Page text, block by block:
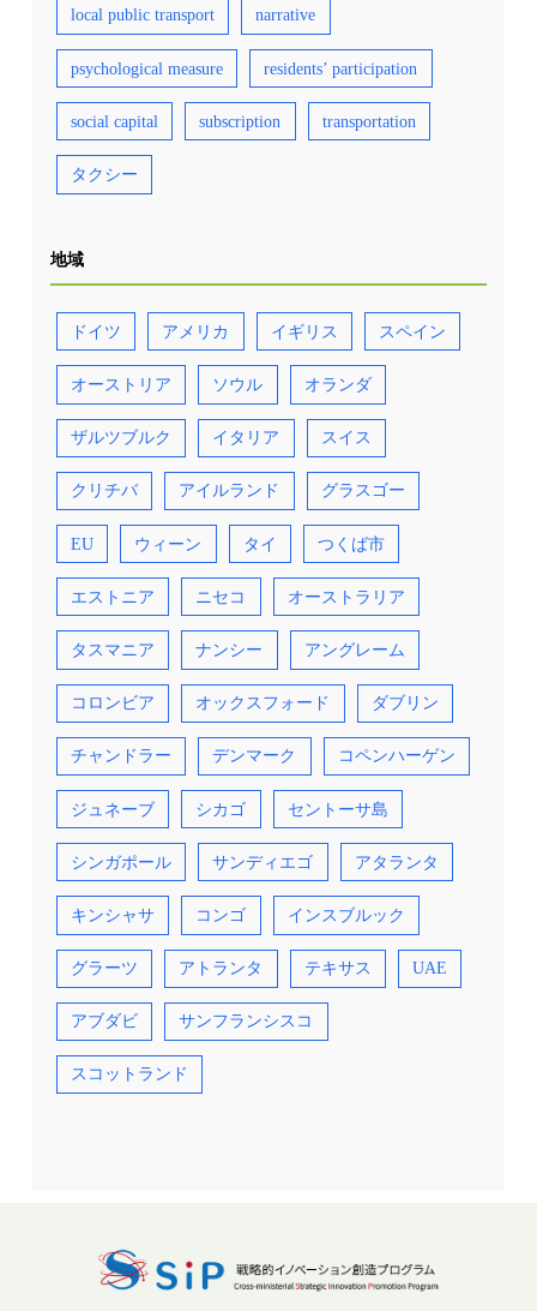
local public transport narrative
psychological measure residents’ participation
social capital subscription transportation
タクシー
地域
ドイツ アメリカ イギリス スペイン
オーストリア ソウル オランダ
ザルツブルク イタリア スイス
クリチバ アイルランド グラスゴー
EU ウィーン タイ つくば市
エストニア ニセコ オーストラリア
タスマニア ナンシー アングレーム
コロンビア オックスフォード ダブリン
チャンドラー デンマーク コペンハーゲン
ジュネーブ シカゴ セントーサ島
シンガポール サンディエゴ アタランタ
キンシャサ コンゴ インスブルック
グラーツ アトランタ テキサス UAE
アブダビ サンフランシスコ
スコットランド